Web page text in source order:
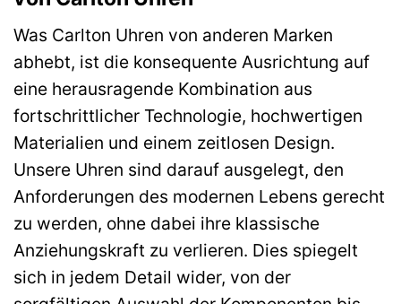
Was Carlton Uhren von anderen Marken
abhebt, ist die konsequente Ausrichtung auf
eine herausragende Kombination aus
fortschrittlicher Technologie, hochwertigen
Materialien und einem zeitlosen Design.
Unsere Uhren sind darauf ausgelegt, den
Anforderungen des modernen Lebens gerecht
zu werden, ohne dabei ihre klassische
Anziehungskraft zu verlieren. Dies spiegelt
sich in jedem Detail wider, von der